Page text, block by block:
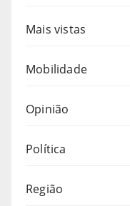
Mais vistas
Mobilidade
Opinião
Política
Região